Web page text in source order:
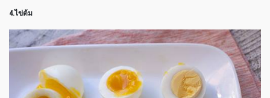
4.ไข่ต้ม